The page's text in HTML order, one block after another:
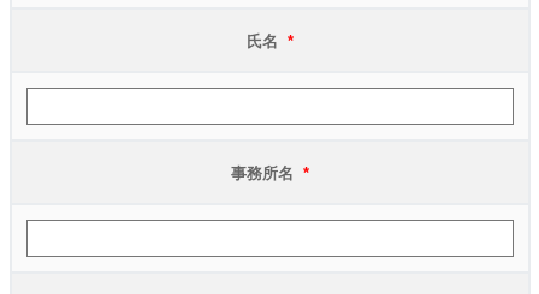
氏名 *
事務所名 *